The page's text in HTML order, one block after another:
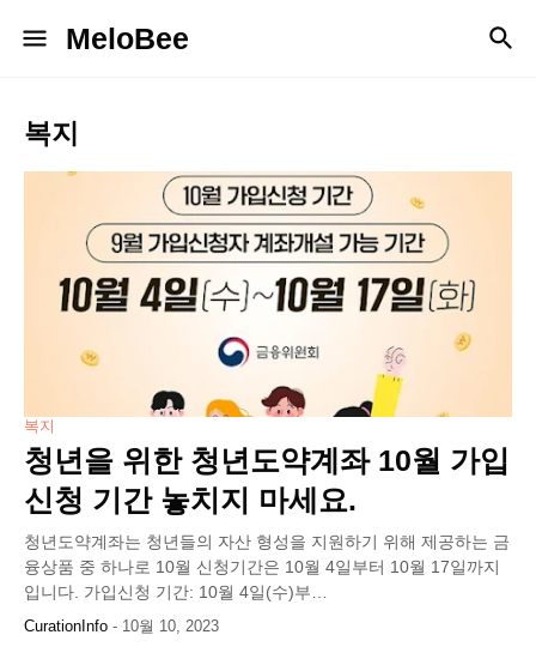
MeloBee
복지
복지
청년을 위한 청년도약계좌 10월 가입
신청 기간 놓치지 마세요.
청년도약계좌는 청년들의 자산 형성을 지원하기 위해 제공하는 금
융상품 중 하나로 10월 신청기간은 10월 4일부터 10월 17일까지
입니다. 가입신청 기간: 10월 4일(수)부…
CurationInfo - 10월 10, 2023